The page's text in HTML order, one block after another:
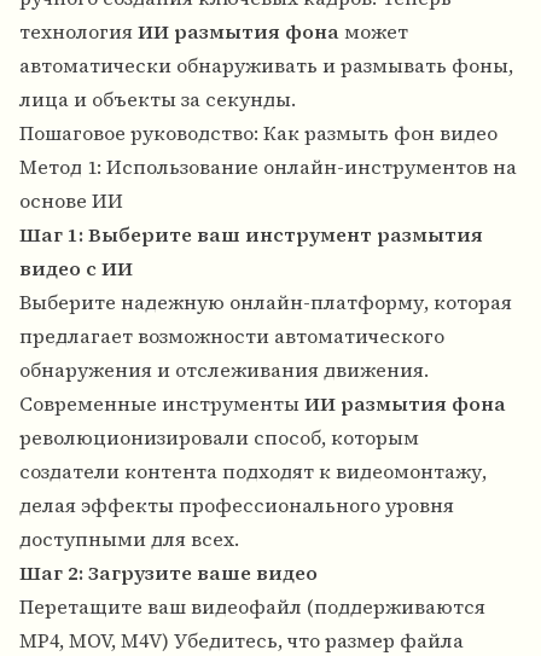
технологияИИ размытия фонаможет
автоматически обнаруживать и размывать фоны,
лица и объекты за секунды.
Пошаговое руководство: Как размыть фон видео
Метод 1: Использование онлайн-инструментов на
основе ИИ
Шаг 1: Выберите ваш инструмент размытия
видео с ИИ
Выберите надежную онлайн-платформу, которая
предлагает возможности автоматического
обнаружения и отслеживания движения.
Современные инструментыИИ размытия фона
революционизировали способ, которым
создатели контента подходят к видеомонтажу,
делая эффекты профессионального уровня
доступными для всех.
Шаг 2: Загрузите ваше видео
Перетащите ваш видеофайл (поддерживаются
MP4, MOV, M4V) Убедитесь, что размер файла